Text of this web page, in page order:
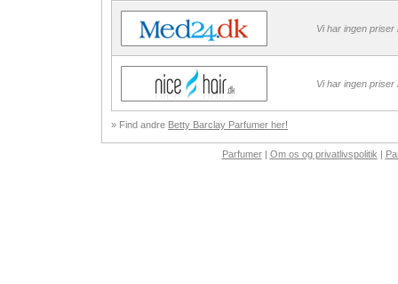
Vi har ingen
Vi har ingen
» Find andre Betty Barclay Parfumer her!
Parfumer| Om os og privatlivspolitik |